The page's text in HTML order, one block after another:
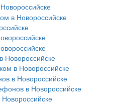
в Новороссийске
Новороссийске
в Новороссийске
в Новороссийске
в Новороссийске